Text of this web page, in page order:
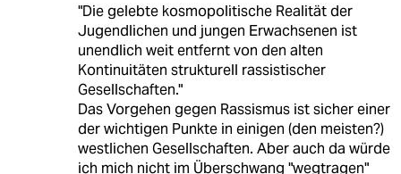
"Die gelebte kosmopolitische Realität der
Jugendlichen und jungen Erwachsenen ist
unendlich weit entfernt von den alten
Kontinuitäten strukturell rassistischer
Gesellschaften."
Das Vorgehen gegen Rassismus ist sicher einer
der wichtigen Punkte in einigen (den meisten?)
westlichen Gesellschaften. Aber auch da würde
ich mich nicht im Überschwang "wegtragen"